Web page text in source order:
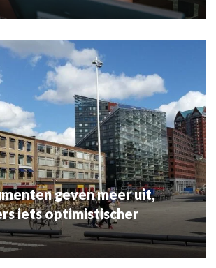
geven meer uit,
iets optimistischer